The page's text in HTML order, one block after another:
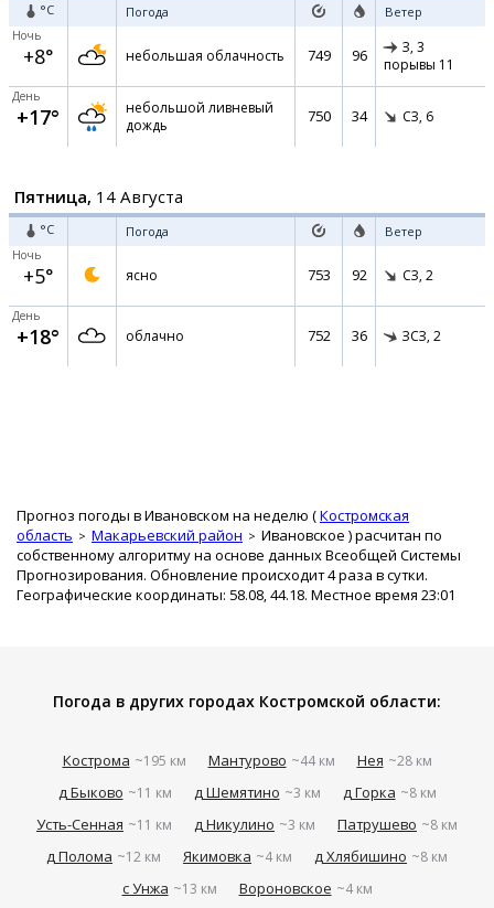
°C Погода Ветер
Ночь
+8° небольшая облачность 749 96 З, 3
порывы 11
День
+17°
небольшой ливневый
дождь
750 34 СЗ, 6
Пятница, 14 Августа
°C Погода Ветер
Ночь
+5° ясно 753 92 СЗ, 2
День
+18° облачно 752 36 ЗСЗ, 2
Прогноз погоды в Ивановском на неделю (Костромская
область
Макарьевский район Ивановское ) расчитан по
собственному алгоритму на основе данных Всеобщей Системы
Прогнозирования. Обновление происходит 4 раза в сутки.
Географические координаты: 58.08, 44.18. Местное время 23:01
Погода в других городах Костромской области:
Кострома ~195 км Мантурово ~44 км Нея ~28 км
д Быково ~11 км д Шемятино ~3 км д Горка ~8 км
Усть-Сенная ~11 км д Никулино ~3 км Патрушево ~8 км
д Полома ~12 км Якимовка ~4 км д Хлябишино ~8 км
с Унжа ~13 км Вороновское ~4 км